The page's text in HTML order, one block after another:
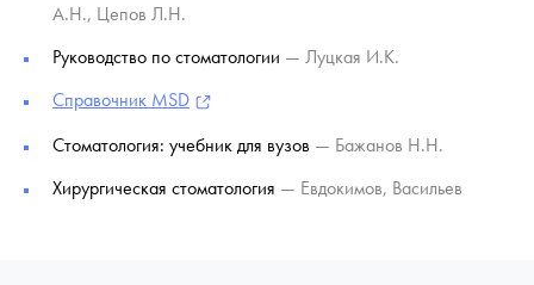
А.Н., Цепов Л.Н.
Руководство по стоматологии — Луцкая И.К.
Справочник MSD
Стоматология: учебник для вузов — Бажанов Н.Н.
Хирургическая стоматология — Евдокимов, Васильев